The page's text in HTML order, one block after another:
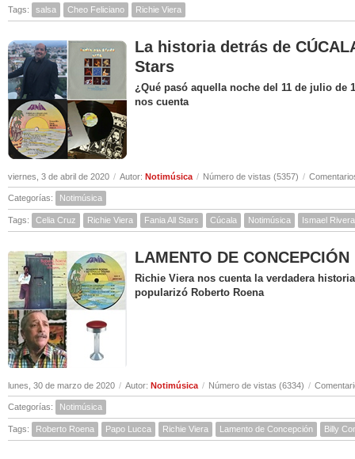
Tags: salsa Cheo Feliciano Richie Viera
La historia detrás de
Stars
¿Qué pasó aquella noche del 11 de julio de
nos cuenta
viernes, 3 de abril de 2020 / Autor: Notimúsica / Número de vistas (5357) /
Categorías: Notimúsica
Tags: Celia Cruz Richie Viera Fania All Stars Cúcala Notimúsica Ismael Rivera
LAMENTO DE
Richie Viera nos cuenta la verdadera
popularizó Roberto Roena
lunes, 30 de marzo de 2020 / Autor: Notimúsica / Número de vistas (6334) /
Categorías: Notimúsica
Tags: Roberto Roena Papo Lucca Richie Viera Lamento de Concepción Billy